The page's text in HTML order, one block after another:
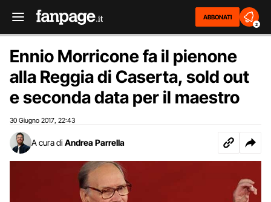
ABBONATI
2
Ennio Morricone fa il pienone
alla Reggia di Caserta, sold out
e seconda data per il maestro
30 Giugno 2017 22:43
A cura di Andrea Parrella